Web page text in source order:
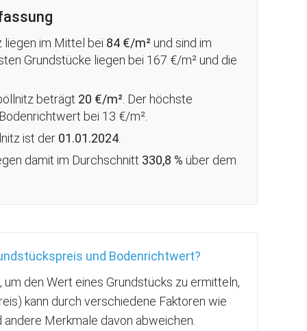
im Mittel bei 84 €/m² und sind im
Grundstücke liegen bei 167 €/m² und die
beträgt 20 €/m² . Der höchste
bei 13 €/m².
ist der 01.01.2024
damit im Durchschnitt 330,8 % über dem
und Bodenrichtwert?
den Wert eines Grundstücks zu ermitteln,
kann durch verschiedene Faktoren wie
Merkmale davon abweichen.